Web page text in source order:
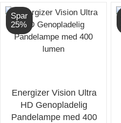
Spar
25%
Energizer Vision Ultra
HD Genopladelig
Pandelampe med 400